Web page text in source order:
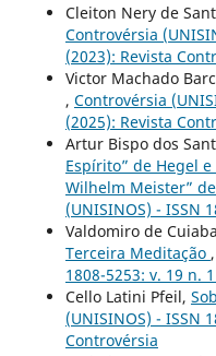
Cleiton Nery de
Controvérsia
(2023): Revista
Victor Machado
, Controvérsia
(2025): Revista
Artur Bispo dos
Espírito” de Hegel
Wilhelm Meister”
(UNISINOS) - ISSN
Valdomiro de
Terceira Meditação ,
1808-5253: v. 19 n.
Cello Latini Pfeil,
(UNISINOS) - ISSN
Controvérsia